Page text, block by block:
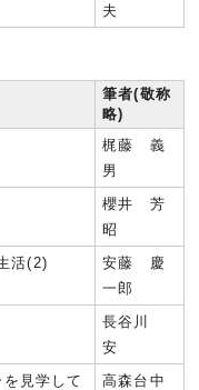
夫
筆者(敬称
略)
梶藤 義
男
櫻井 芳
昭
活(2)
安藤 慶
一郎
長谷川
安
見学して
高森台中